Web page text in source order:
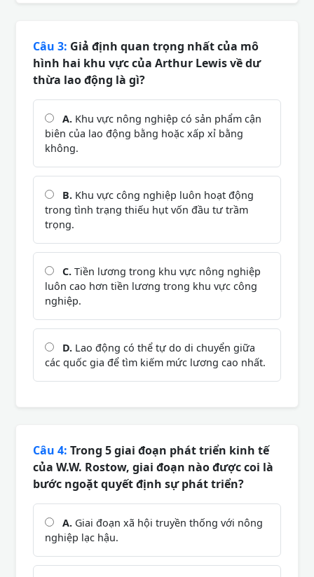
Câu 3: Giả định quan trọng nhất của mô
hình hai khu vực của Arthur Lewis về dư
thừa lao động là gì?
A. Khu vực nông nghiệp có sản phẩm cận
biên của lao động bằng hoặc xấp xỉ bằng
không.
B. Khu vực công nghiệp luôn hoạt động
trong tình trạng thiếu hụt vốn đầu tư trầm
trọng.
C. Tiền lương trong khu vực nông nghiệp
luôn cao hơn tiền lương trong khu vực công
nghiệp.
D. Lao động có thể tự do di chuyển giữa
các quốc gia để tìm kiếm mức lương cao nhất.
Câu 4: Trong 5 giai đoạn phát triển kinh tế
của W.W. Rostow, giai đoạn nào được coi là
bước ngoặt quyết định sự phát triển?
A. Giai đoạn xã hội truyền thống với nông
nghiệp lạc hậu.